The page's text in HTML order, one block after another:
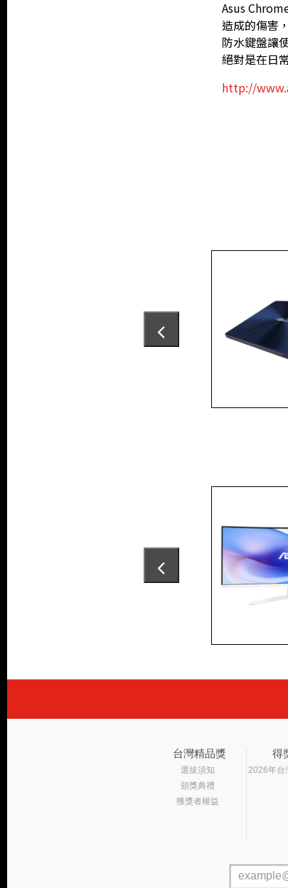
Asus
造成的傷害
防水鍵盤讓
絕對是在日
http://
台灣精品獎
選拔須知
頒獎典禮
獲獎者權益
得
2026年台